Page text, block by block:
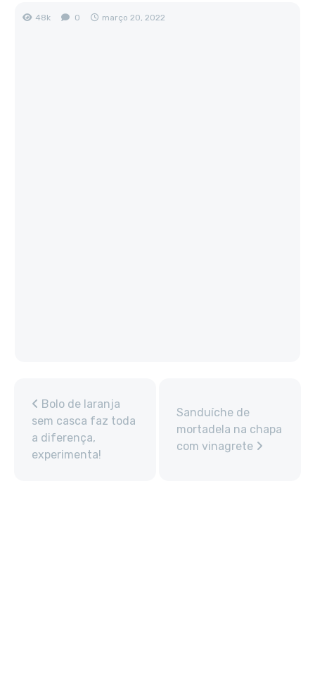
48k 0 março 20, 2022
Bolo de laranja
sem casca faz toda
a diferença,
experimenta!
Sanduíche de
mortadela na chapa
com vinagrete